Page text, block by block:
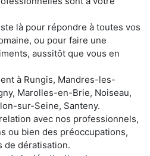
là pour répondre à toutes vos
ou pour faire une
aussitôt que vous en
à Rungis, Mandres-les-
Marolles-en-Brie, Noiseau,
sur-Seine, Santeny.
avec nos professionnels,
ou bien des préoccupations,
de dératisation.